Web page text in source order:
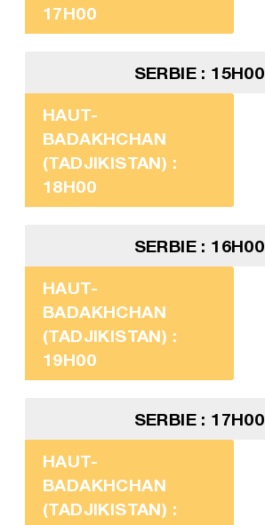
17H00
SERBIE : 15H00
HAUT-
BADAKHCHAN
(TADJIKISTAN) :
18H00
SERBIE : 16H00
HAUT-
BADAKHCHAN
(TADJIKISTAN) :
19H00
SERBIE : 17H00
HAUT-
BADAKHCHAN
(TADJIKISTAN) :